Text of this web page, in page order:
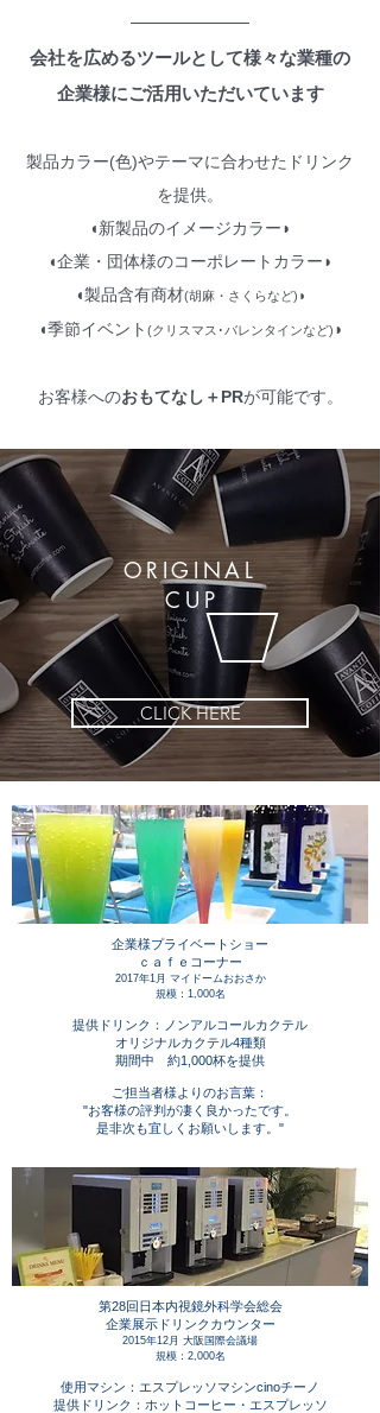
会社を広めるツールとして様々な業種の
企業様にご活用いただいています
製品カラー(色)やテーマに合わせたドリンク
を提供。
◖新製品のイメージカラー◗
◖企業・団体様のコーポレートカラー◗
◖製品含有商材(胡麻・さくらなど) ◗
◖季節イベント (クリスマス･バレンタインなど) ◗
お客様へのおもてなし＋PRが可能です。
ORIGINAL
CUP
CLICK HERE
企業様プライベートショー
ｃａｆｅコーナー
2017年1月 マイドームおおさか
規模：1,000名
提供ドリンク：ノンアルコールカクテル
オリジナルカクテル4種類
期間中 約1,000杯を提供
ご担当者様よりのお言葉：
"お客様の評判が凄く良かったです。
是非次も宜しくお願いします。"
第28回日本内視鏡外科学会総会
企業展示ドリンクカウンター
2015年12月 大阪国際会議場
規模：2,000名
使用マシン：エスプレッソマシンcinoチーノ
提供ドリンク：ホットコーヒー・エスプレッソ